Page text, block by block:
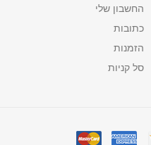
החשבון שלי
כתובות
הזמנות
סל קניות